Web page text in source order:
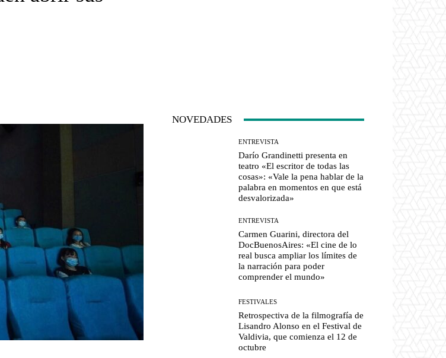
NOVEDADES
ENTREVISTA
Darío Grandinetti presenta en
teatro «El escritor de todas las
cosas»: «Vale la pena hablar de la
palabra en momentos en que está
desvalorizada»
ENTREVISTA
Carmen Guarini, directora del
DocBuenosAires: «El cine de lo
real busca ampliar los límites de
la narración para poder
comprender el mundo»
FESTIVALES
Retrospectiva de la filmografía de
Lisandro Alonso en el Festival de
Valdivia, que comienza el 12 de
octubre